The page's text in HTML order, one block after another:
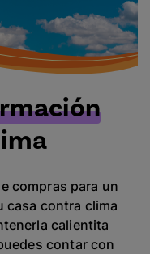
compras para un
casa contra clima
calientita
contar con